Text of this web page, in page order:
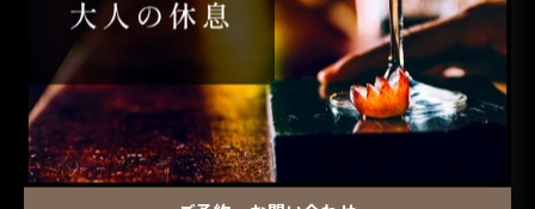
ウイスキー
最近の投稿